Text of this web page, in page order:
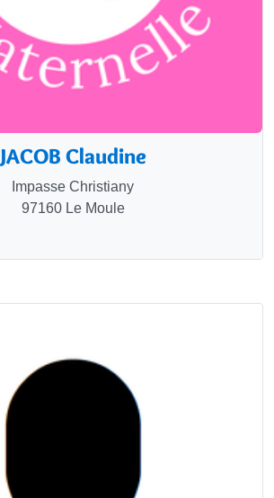
JACOB Claudine
Impasse Christiany
97160 Le Moule